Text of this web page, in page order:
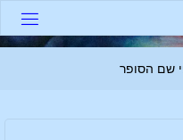
שם הסופר